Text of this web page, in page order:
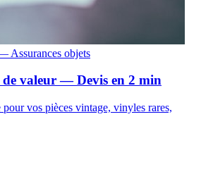
Assurances objets
de valeur — Devis en 2 min
vos pièces vintage, vinyles rares,